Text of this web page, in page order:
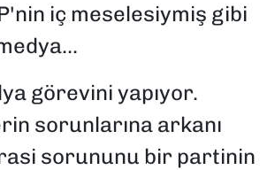
iç meselesiymiş gibi
görevini yapıyor.
sorunlarına arkanı
sorununu bir partinin